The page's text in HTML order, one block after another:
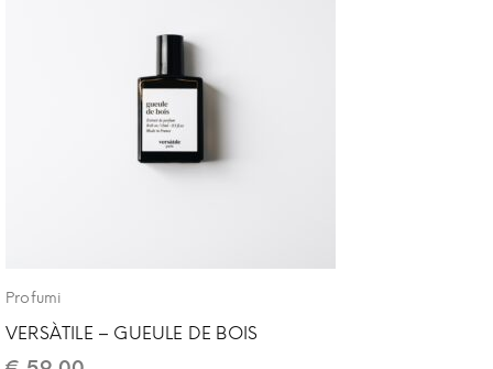
Profumi
VERSÀTILE – GUEULE DE BOIS